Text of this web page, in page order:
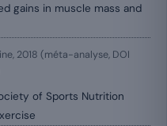
gains in muscle mass and
2018 (méta-analyse, DOI
of Sports Nutrition